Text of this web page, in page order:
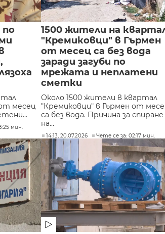
по
месец
мин.
1500 жители на
"Кремиковци" в Гърмен
от месец са без вода
заради загуби по
мрежата и неплатени
сметки
Около 1500 жители в квартал
"Кремиковци" в Гърмен от
са без вода. Причина за спиране
на...
14:13, 20.07.2026 Чете се за: 02:17 мин.